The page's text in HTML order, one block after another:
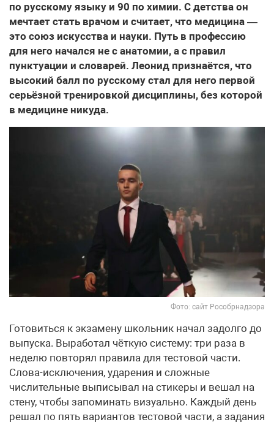
по русскому языку и 90 по химии. С детства он
мечтает стать врачом и считает, что медицина —
это союз искусства и науки. Путь в профессию
для него начался не с анатомии, а с правил
пунктуации и словарей. Леонид признаётся, что
высокий балл по русскому стал для него первой
серьёзной тренировкой дисциплины, без которой
в медицине никуда.
Фото: сайт Рособрнадзора
Готовиться к экзамену школьник начал задолго до
выпуска. Выработал чёткую систему: три раза в
неделю повторял правила для тестовой части.
Слова-исключения, ударения и сложные
числительные выписывал на стикеры и вешал на
стену, чтобы запоминать визуально. Каждый день
решал по пять вариантов тестовой части, а задания